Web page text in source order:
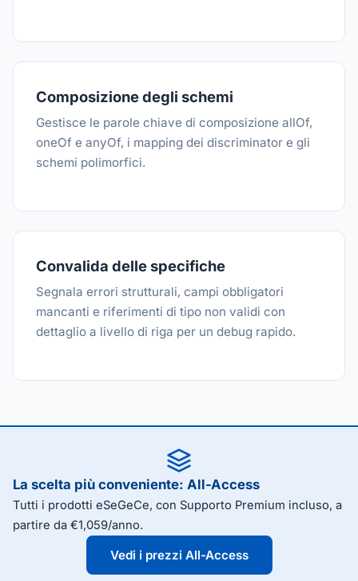
Composizione degli schemi
Gestisce le parole chiave di composizione allOf,
oneOf e anyOf, i mapping dei discriminator e gli
schemi polimorfici.
Convalida delle specifiche
Segnala errori strutturali, campi obbligatori
mancanti e riferimenti di tipo non validi con
dettaglio a livello di riga per un debug rapido.
La scelta più conveniente: All-Access
Tutti i prodotti eSeGeCe, con Supporto Premium incluso, a
partire da €1,059/anno.
Vedi i prezzi All-Access